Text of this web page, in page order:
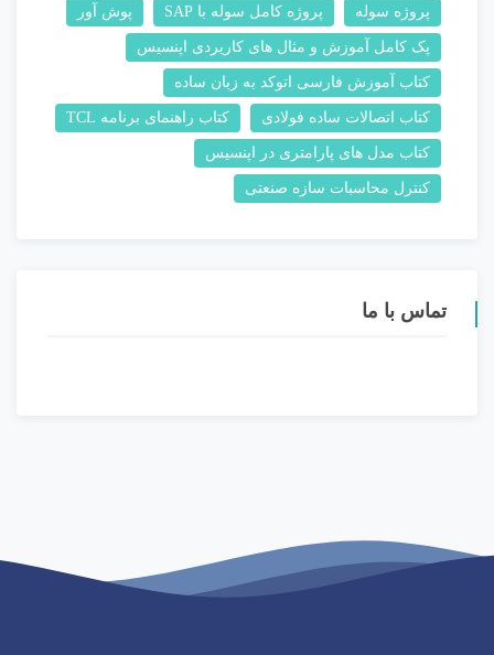
پروژه سوله پروژه کامل سوله با SAP پوش آور
پک کامل آموزش و مثال های کاریردی اپنسیس
کتاب آموزش فارسی اتوکد به زبان ساده
کتاب اتصالات ساده فولادی کتاب راهنمای برنامه TCL
کتاب مدل های پارامتری در اپنسیس
کنترل محاسبات سازه صنعتی
تماس با ما